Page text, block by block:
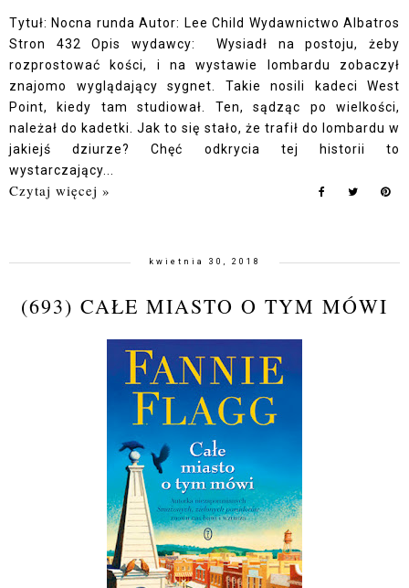
Tytuł: Nocna runda Autor: Lee Child Wydawnictwo Albatros
Stron 432 Opis wydawcy: Wysiadł na postoju, żeby
rozprostować kości, i na wystawie lombardu zobaczył
znajomo wyglądający sygnet. Takie nosili kadeci West
Point, kiedy tam studiował. Ten, sądząc po wielkości,
należał do kadetki. Jak to się stało, że trafił do lombardu w
jakiejś dziurze? Chęć odkrycia tej historii to
wystarczający...
Czytaj więcej »
kwietnia 30, 2018
(693) CAŁE MIASTO O TYM MÓWI